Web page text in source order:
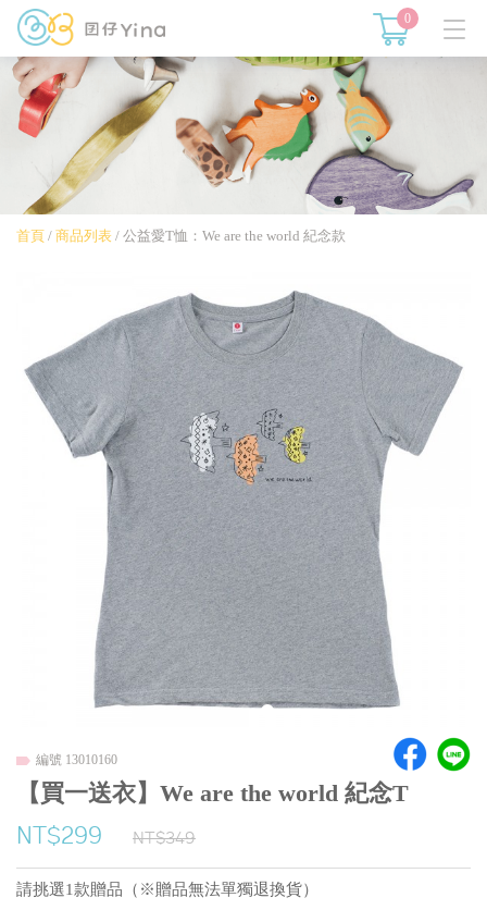
0
首頁 / 商品列表 / 公益愛T恤：We are the world 紀念款
編號 13010160
【買一送衣】We are the world 紀念T
NT$299 NT$349
請挑選1款贈品（※贈品無法單獨退換貨）